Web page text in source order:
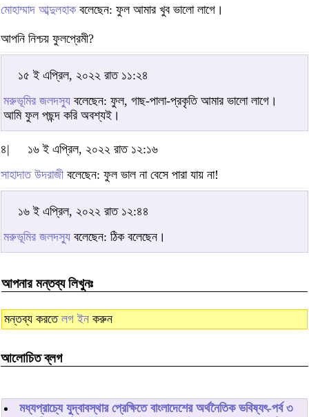
মোহাম্মাদ আব্দুলহাকবলেছেন: ফুল আমার খুব ভালো লাগে।
আপনি নিশ্চয় ফুলপ্রেমী?
১৫ ই এপ্রিল, ২০২২ রাত ১১:২৪
মরুভূমির জলদস্যু বলেছেন: ফুল, গাছ-পালা-প্রকৃতি আমার ভালো লাগে।
আমি ফুল পছন্দ করি অবশ্যই।
৪|
১৬ ই এপ্রিল, ২০২২ রাত ১২:১৬
সাহাদাত উদরাজীবলেছেন: ফুল ভাল না বেসে পারা যায় না!
১৬ ই এপ্রিল, ২০২২ রাত ১২:৪৪
মরুভূমির জলদস্যু বলেছেন: ঠিক বলেছেন।
আপনার মন্তব্য লিখুনঃ
মন্তব্য করতে লগ ইন করুন
আলোচিত ব্লগ
মধ্যপ্রাচ্যে যুদ্বাবস্থার প্রেক্ষিতে বাংলাদেশের অর্থনৈতিক ভবিষ্যৎ-পর্ব ৩